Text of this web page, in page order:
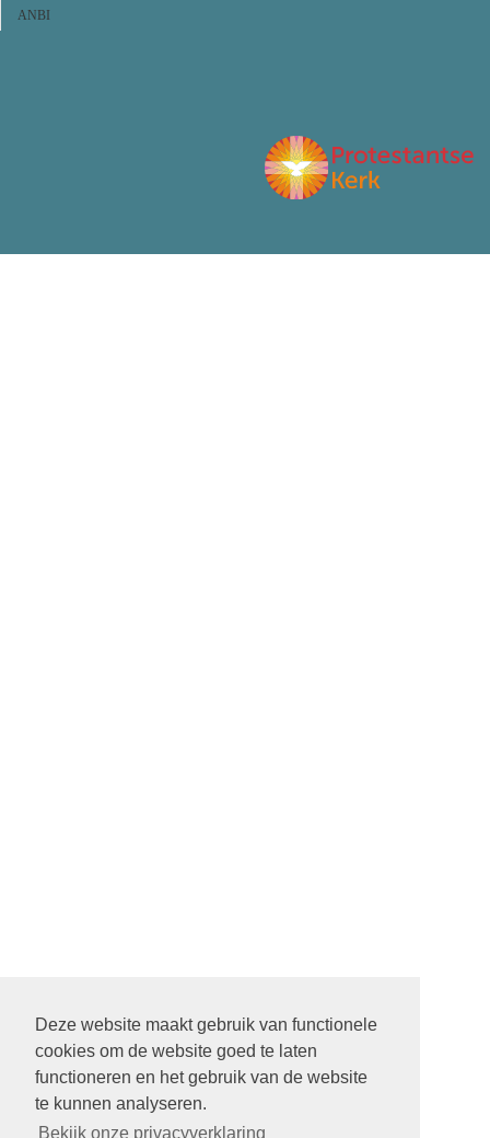
Deze website maakt gebruik van functionele
cookies om de website goed te laten
functioneren en het gebruik van de website
te kunnen analyseren.
Bekijk onze privacyverklaring
ANBI